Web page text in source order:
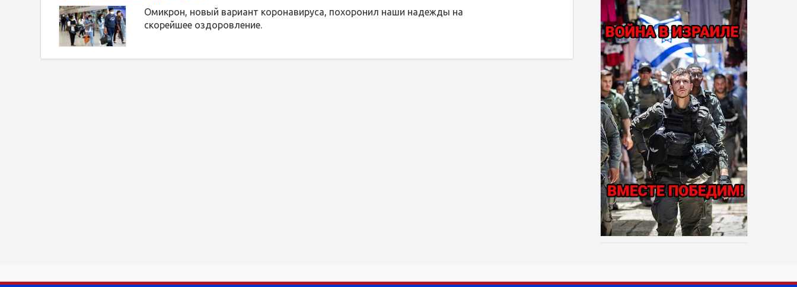
Омикрон, новый вариант коронавируса, похоронил наши надежды на
скорейшее оздоровление.